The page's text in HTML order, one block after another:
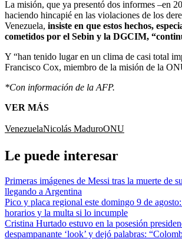
La misión, que ya presentó dos informes –en
haciendo hincapié en las violaciones de los
Venezuela, insiste en que estos hechos,
cometidos por el Sebin y la DGCIM,
Y “han tenido lugar en un clima de casi total
Francisco Cox, miembro de la misión de la
*Con información de la AFP.
VER MÁS
VenezuelaNicolás MaduroONU
Le puede interesar
Primeras imágenes de Messi tras la muerte de
llegando a Argentina
Pico y placa regional este domingo 9 de
horarios y la multa si lo incumple
Cristina Hurtado estuvo en la posesión
despampanante ‘look’ y dejó palabras: